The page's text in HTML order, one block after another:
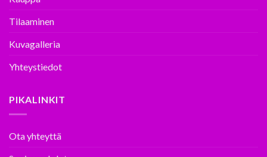
Tilaaminen
Kuvagalleria
Yhteystiedot
PIKALINKIT
Ota yhteyttä